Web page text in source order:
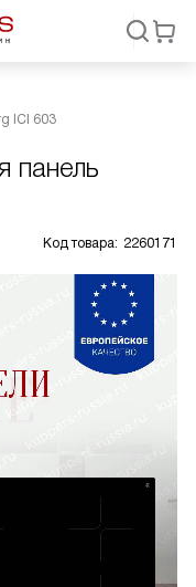
ICI 603
панель
Код товара: 2260171